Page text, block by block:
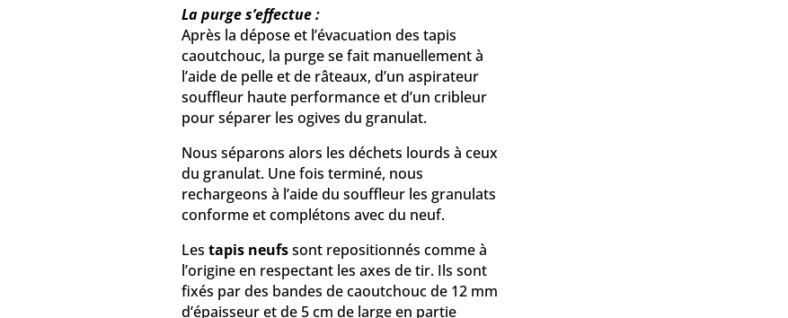
La purge s’effectue :
Après la dépose et l’évacuation des tapis
caoutchouc, la purge se fait manuellement à
l’aide de pelle et de râteaux, d’un aspirateur
souffleur haute performance et d’un cribleur
pour séparer les ogives du granulat.
Nous séparons alors les déchets lourds à ceux
du granulat. Une fois terminé, nous
rechargeons à l’aide du souffleur les granulats
conforme et complétons avec du neuf.
Les tapis neufssont repositionnés comme à
l’origine en respectant les axes de tir. Ils sont
fixés par des bandes de caoutchouc de 12 mm
d’épaisseur et de 5 cm de large en partie